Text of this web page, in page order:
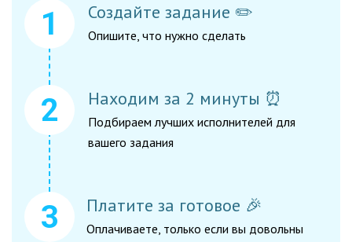
Создайте задание ✏️
Опишите, что нужно сделать
Находим за 2 минуты ⏰
Подбираем лучших исполнителей для
вашего задания
Платите за готовое 🎉
Оплачиваете, только если вы довольны